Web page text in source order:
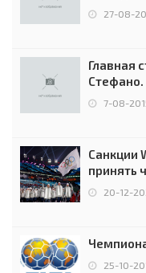
0:2 (0:0)
27-08-
Главная
Стефано.
7-08-
Санкции
принять
20-12-
25-10-